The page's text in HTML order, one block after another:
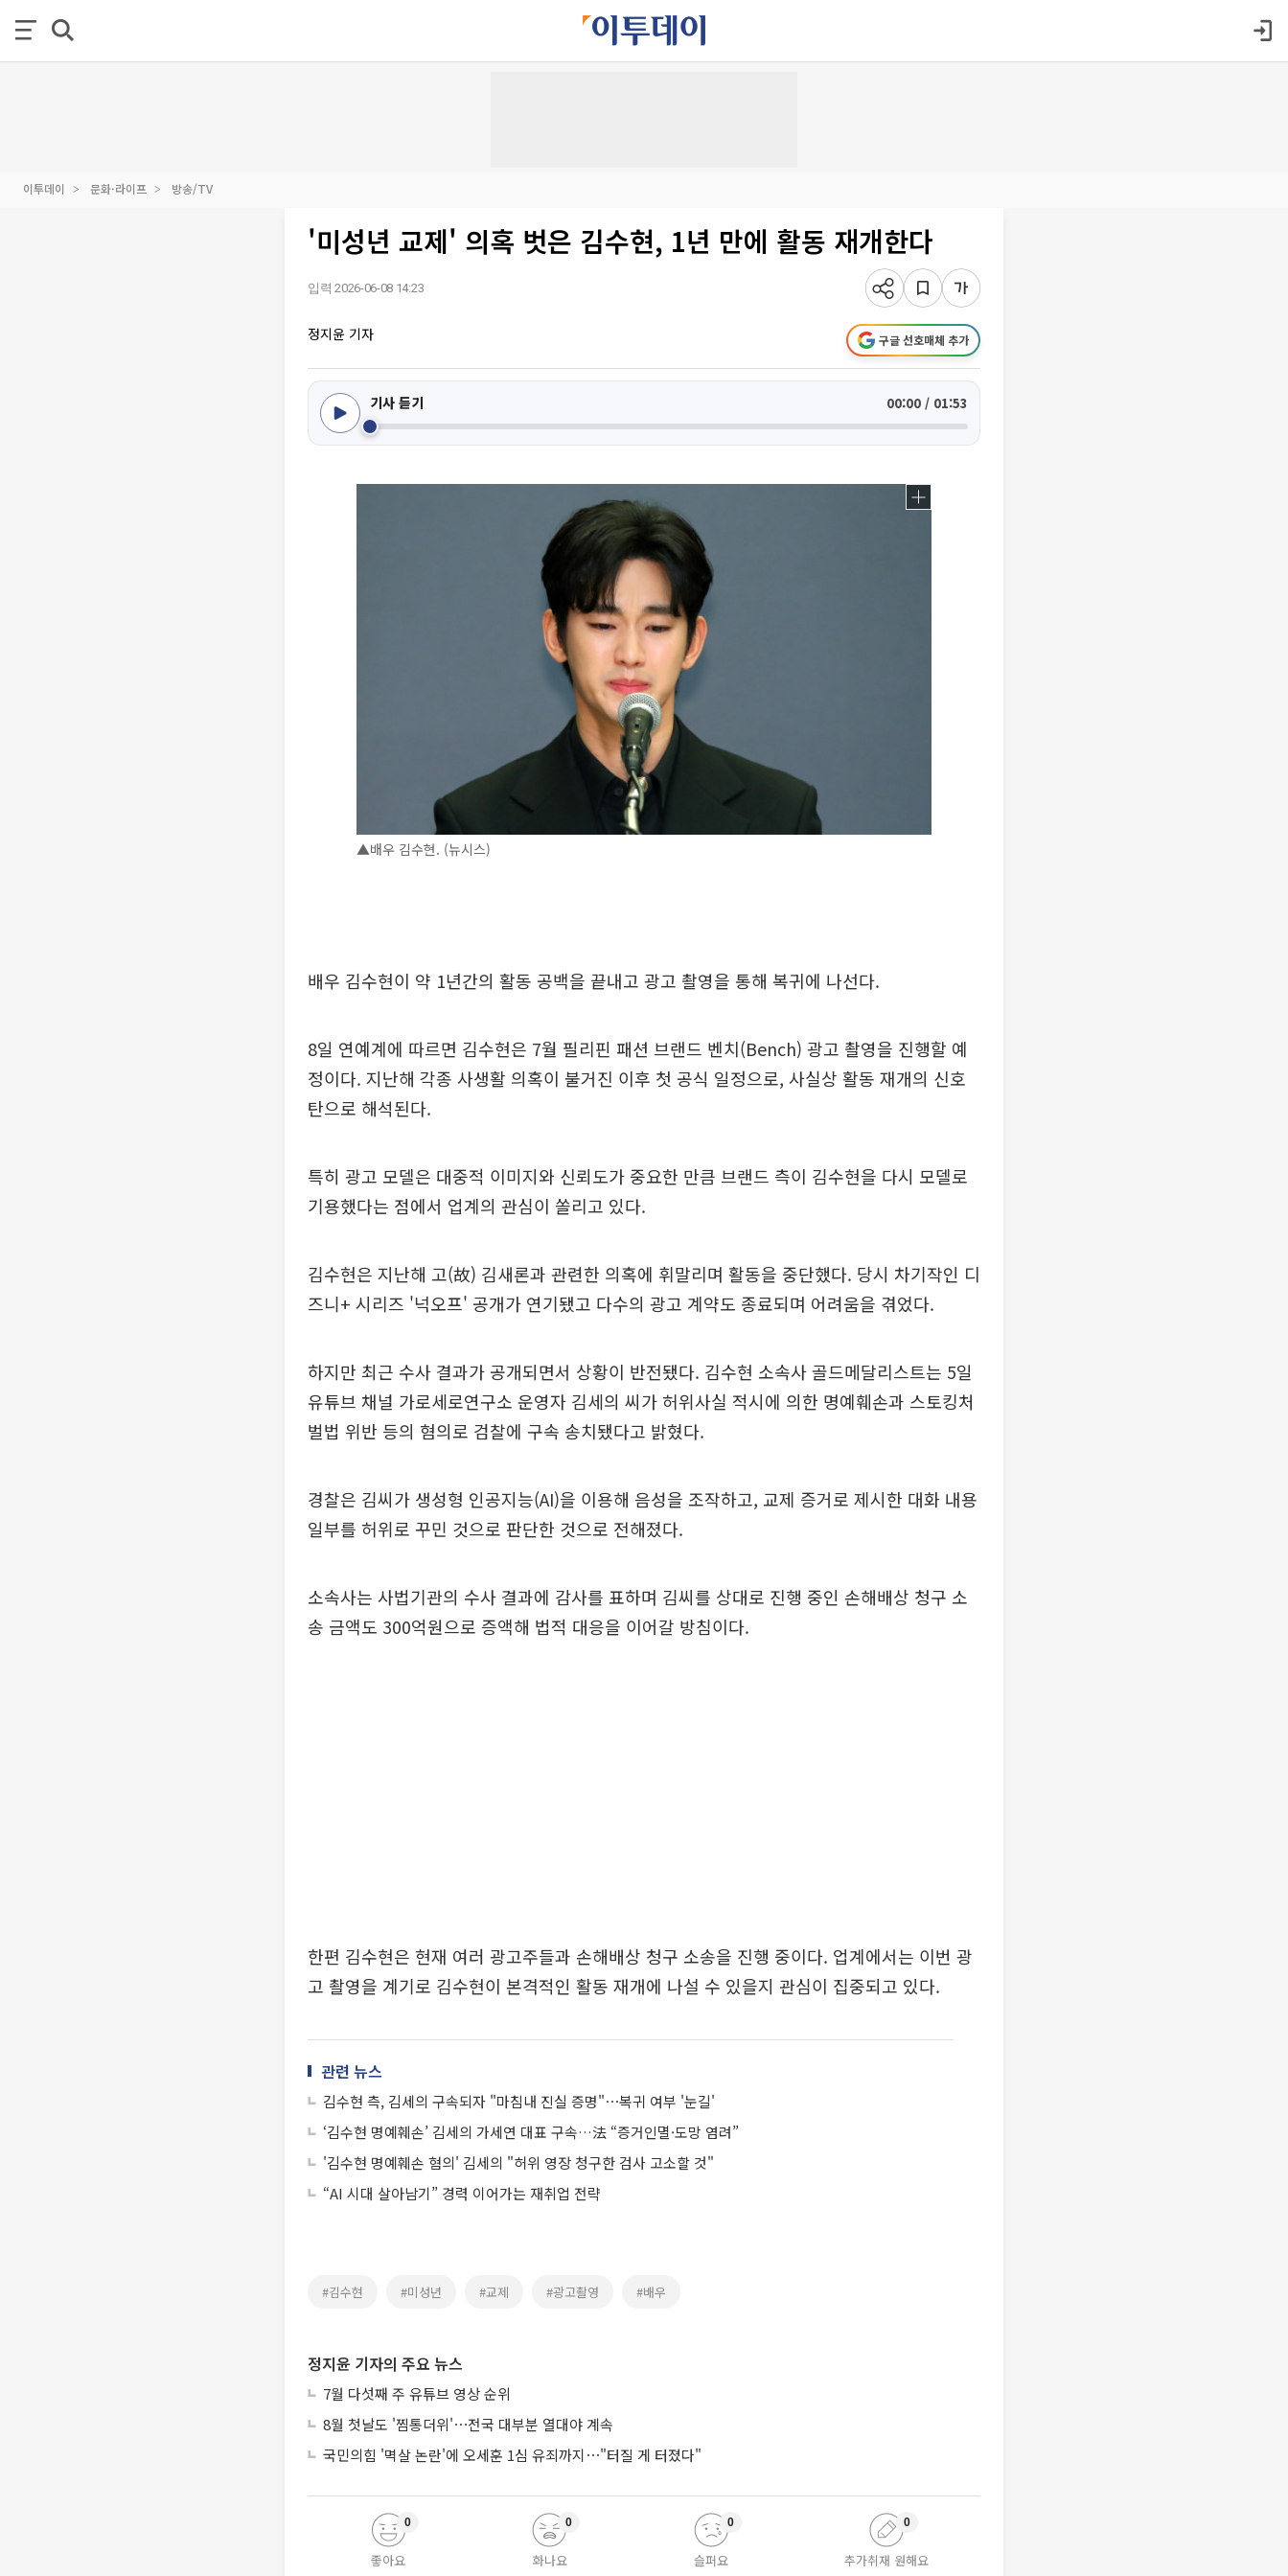
이투데이 문화·라이프 방송/TV
'미성년 교제' 의혹 벗은 김수현, 1년 만에 활동 재개한다
입력 2026-06-08 14:23
정지윤 기자 구글 선호매체 추가
기사 듣기 00:00 / 01:53
▲배우 김수현. (뉴시스)
배우 김수현이 약 1년간의 활동 공백을 끝내고 광고 촬영을 통해 복귀에 나선다.
8일 연예계에 따르면 김수현은 7월 필리핀 패션 브랜드 벤치(Bench) 광고 촬영을 진행할 예
정이다. 지난해 각종 사생활 의혹이 불거진 이후 첫 공식 일정으로, 사실상 활동 재개의 신호
탄으로 해석된다.
특히 광고 모델은 대중적 이미지와 신뢰도가 중요한 만큼 브랜드 측이 김수현을 다시 모델로
기용했다는 점에서 업계의 관심이 쏠리고 있다.
김수현은 지난해 고(故) 김새론과 관련한 의혹에 휘말리며 활동을 중단했다. 당시 차기작인 디
즈니+ 시리즈 '넉오프' 공개가 연기됐고 다수의 광고 계약도 종료되며 어려움을 겪었다.
하지만 최근 수사 결과가 공개되면서 상황이 반전됐다. 김수현 소속사 골드메달리스트는 5일
유튜브 채널 가로세로연구소 운영자 김세의 씨가 허위사실 적시에 의한 명예훼손과 스토킹처
벌법 위반 등의 혐의로 검찰에 구속 송치됐다고 밝혔다.
경찰은 김씨가 생성형 인공지능(AI)을 이용해 음성을 조작하고, 교제 증거로 제시한 대화 내용
일부를 허위로 꾸민 것으로 판단한 것으로 전해졌다.
소속사는 사법기관의 수사 결과에 감사를 표하며 김씨를 상대로 진행 중인 손해배상 청구 소
송 금액도 300억원으로 증액해 법적 대응을 이어갈 방침이다.
한편 김수현은 현재 여러 광고주들과 손해배상 청구 소송을 진행 중이다. 업계에서는 이번 광
고 촬영을 계기로 김수현이 본격적인 활동 재개에 나설 수 있을지 관심이 집중되고 있다.
관련 뉴스
김수현 측, 김세의 구속되자 "마침내 진실 증명"⋯복귀 여부 '눈길'
‘김수현 명예훼손’ 김세의 가세연 대표 구속…法 “증거인멸·도망 염려”
'김수현 명예훼손 혐의' 김세의 "허위 영장 청구한 검사 고소할 것"
“AI 시대 살아남기” 경력 이어가는 재취업 전략
#김수현 #미성년 #교제 #광고촬영 #배우
정지윤 기자의 주요 뉴스
7월 다섯째 주 유튜브 영상 순위
8월 첫날도 '찜통더위'⋯전국 대부분 열대야 계속
국민의힘 '멱살 논란'에 오세훈 1심 유죄까지⋯"터질 게 터졌다"
좋아요
0
화나요
0
슬퍼요
0
추가취재 원해요
0